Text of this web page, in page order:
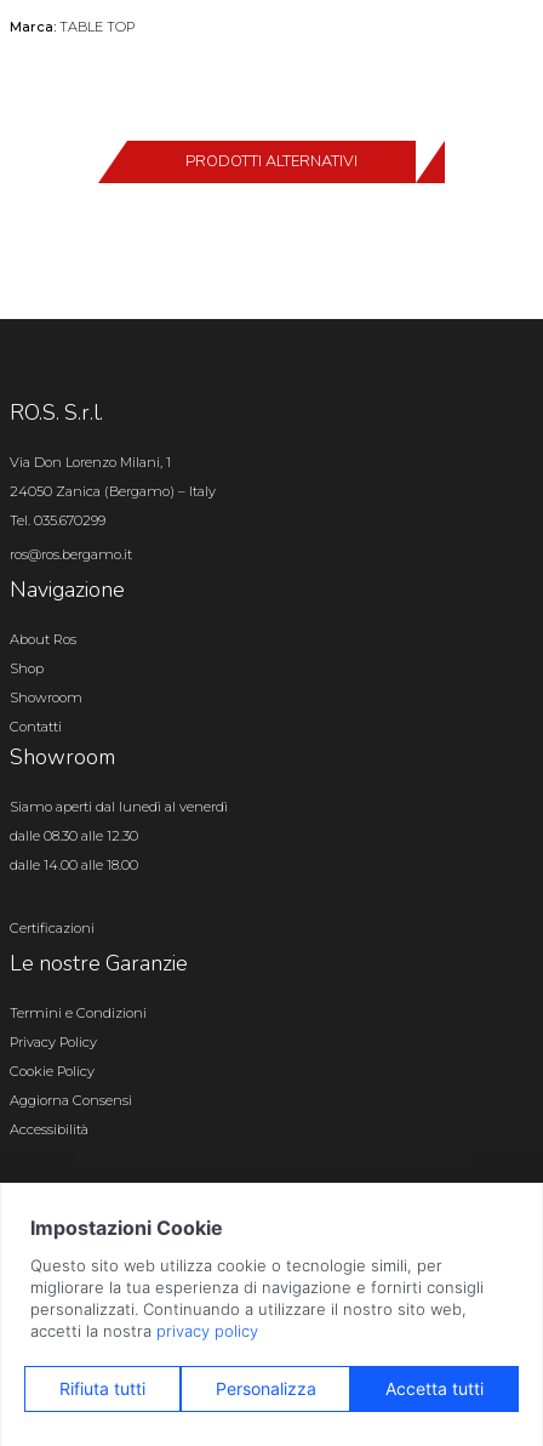
Marca: TABLE TOP
PRODOTTI ALTERNATIVI
RO.S. S.r.l.
Via Don Lorenzo Milani, 1
24050 Zanica (Bergamo) – Italy
Tel. 035.670299
ros@ros.bergamo.it
Navigazione
About Ros
Shop
Showroom
Contatti
Showroom
Siamo aperti dal lunedì al venerdì
dalle 08.30 alle 12.30
dalle 14.00 alle 18.00
Certificazioni
Le nostre Garanzie
Termini e Condizioni
Privacy Policy
Cookie Policy
Aggiorna Consensi
Accessibilità
Bergamo n. 01496180165 · Capitale Sociale i.v. € 800.000,00